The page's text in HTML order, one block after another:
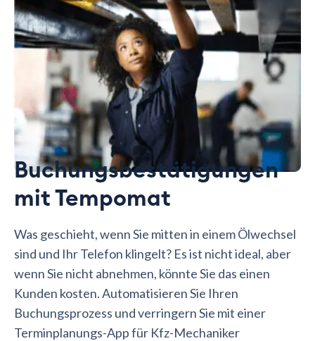
Buchungsbestätigungen
mit Tempomat
Was geschieht, wenn Sie mitten in einem Ölwechsel
sind und Ihr Telefon klingelt? Es ist nicht ideal, aber
wenn Sie nicht abnehmen, könnte Sie das einen
Kunden kosten. Automatisieren Sie Ihren
Buchungsprozess und verringern Sie mit einer
Terminplanungs-App für Kfz-Mechaniker